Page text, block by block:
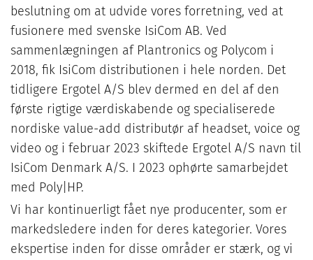
beslutning om at udvide vores forretning, ved at
fusionere med svenske IsiCom AB. Ved
sammenlægningen af Plantronics og Polycom i
2018, fik IsiCom distributionen i hele norden. Det
tidligere Ergotel A/S blev dermed en del af den
første rigtige værdiskabende og specialiserede
nordiske value-add distributør af headset, voice og
video og i februar 2023 skiftede Ergotel A/S navn til
IsiCom Denmark A/S. I 2023 ophørte samarbejdet
med Poly|HP.
Vi har kontinuerligt fået nye producenter, som er
markedsledere inden for deres kategorier. Vores
ekspertise inden for disse områder er stærk, og vi